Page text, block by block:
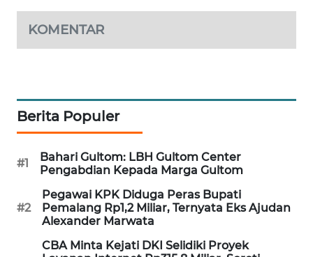
KOMENTAR
Berita Populer
#1
Bahari Gultom: LBH Gultom Center
Pengabdian Kepada Marga Gultom
#2
Pegawai KPK Diduga Peras Bupati
Pemalang Rp1,2 Miliar, Ternyata Eks Ajudan
Alexander Marwata
CBA Minta Kejati DKI Selidiki Proyek
TV
ID
WAHANANEWS
CO ID
WAHANANEWS